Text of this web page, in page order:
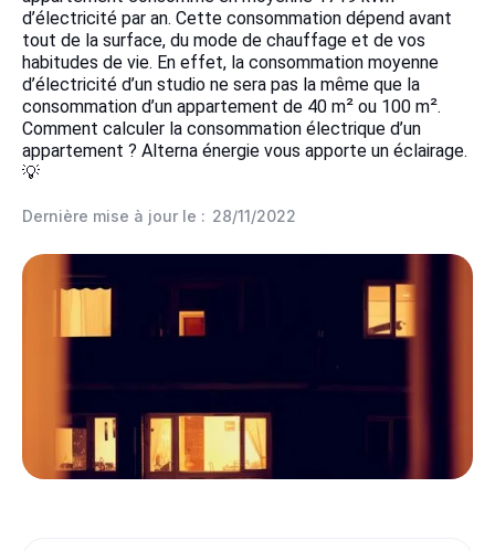
d’électricité par an. Cette consommation dépend avant
tout de la surface, du mode de chauffage et de vos
habitudes de vie. En effet, la consommation moyenne
d’électricité d’un studio ne sera pas la même que la
consommation d’un appartement de 40 m² ou 100 m².
Comment calculer la consommation électrique d’un
appartement ? Alterna énergie vous apporte un éclairage.
💡
Dernière mise à jour le : 28/11/2022